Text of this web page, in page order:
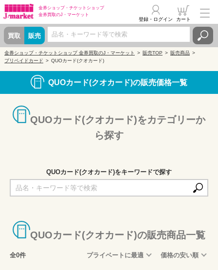
金券ショップ・ チケットショップ
金券買取のJ・マーケット
買取 販売
登録・ログイン カート
金券ショップ・チケットショップ 金券買取のJ・マーケット 販売TOP
販売商品
プリペイドカード
QUOカード(クオカード)
QUOカード(クオカード)の販売価格一覧
QUOカード(クオカード)をカテゴリーか
ら探す
QUOカード(クオカード)をキーワードで探す
QUOカード(クオカード)の販売商品一覧
全0件 プライベートに最適 価格の安い順